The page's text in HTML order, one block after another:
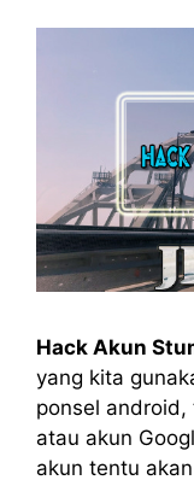
Hack Akun
yang kita
ponsel android,
atau akun
akun tentu